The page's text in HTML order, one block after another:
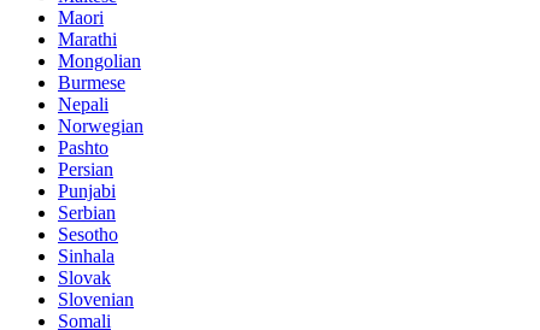
Maori
Marathi
Mongolian
Burmese
Nepali
Norwegian
Pashto
Persian
Punjabi
Serbian
Sesotho
Sinhala
Slovak
Slovenian
Somali